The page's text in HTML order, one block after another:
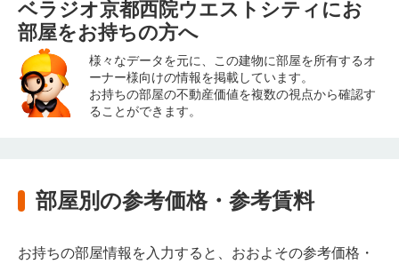
ベラジオ京都西院ウエストシティにお
部屋をお持ちの方へ
様々なデータを元に、この建物に部屋を所有するオ
ーナー様向けの情報を掲載しています。
お持ちの部屋の不動産価値を複数の視点から確認す
ることができます。
部屋別の参考価格・参考賃料
お持ちの部屋情報を入力すると、おおよその参考価格・